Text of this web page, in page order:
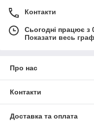
Контакти
Сьогодні працює з
Показати весь
Про нас
Контакти
Доставка та оплата